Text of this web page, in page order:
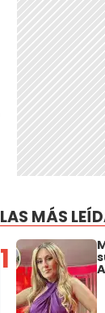
LAS MÁS
1